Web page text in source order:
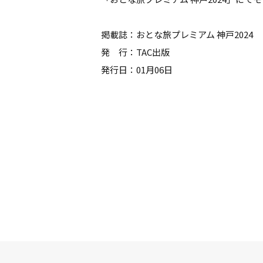
掲載誌：おとな旅プレミアム 神戸2024
発 行：TAC出版
発行日：01月06日